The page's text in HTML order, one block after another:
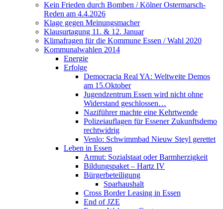
Kein Frieden durch Bomben / Kölner Ostermarsch-
Reden am 4.4.2026
Klage gegen Meinungsmacher
Klausurtagung 11. & 12. Januar
Klimafragen für die Kommune Essen / Wahl 2020
Kommunalwahlen 2014
Energie
Erfolge
Democracia Real YA: Weltweite Demos
am 15.Oktober
Jugendzentrum Essen wird nicht ohne
Widerstand geschlossen…
Naziführer machte eine Kehrtwende
Polizeiauflagen für Essener Zukunftsdemo
rechtwidrig
Venlo: Schwimmbad Nieuw Steyl gerettet
Leben in Essen
Armut: Sozialstaat oder Barmherzigkeit
Bildungspaket – Hartz IV
Bürgerbeteiligung
Sparhaushalt
Cross Border Leasing in Essen
End of JZE